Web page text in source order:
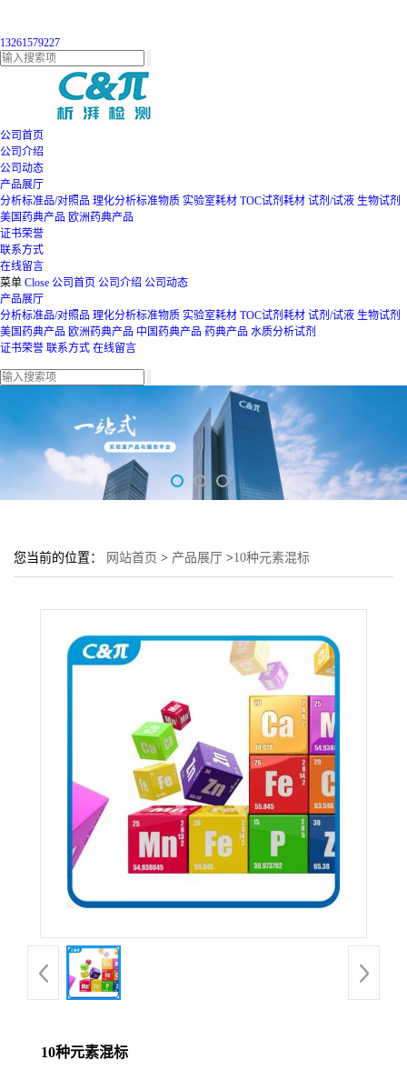
13261579227
公司首页
公司介绍
公司动态
产品展厅
分析标准品/对照品 理化分析标准物质 实验室耗材 TOC试剂耗材 试剂/试液 生物试剂
美国药典产品 欧洲药典产品
证书荣誉
联系方式
在线留言
菜单 Close 公司首页 公司介绍 公司动态
产品展厅
分析标准品/对照品 理化分析标准物质 实验室耗材 TOC试剂耗材 试剂/试液 生物试剂
美国药典产品 欧洲药典产品 中国药典产品 药典产品 水质分析试剂
证书荣誉 联系方式 在线留言
您当前的位置： 网站首页 > 产品展厅 >10种元素混标
10种元素混标